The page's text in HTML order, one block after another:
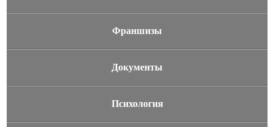
Франшизы
Документы
Психология